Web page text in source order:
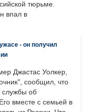
тюрьме.
впал в
- он получил
Джастас Уолкер,
сообщил, что
службы об
вместе с семьей в